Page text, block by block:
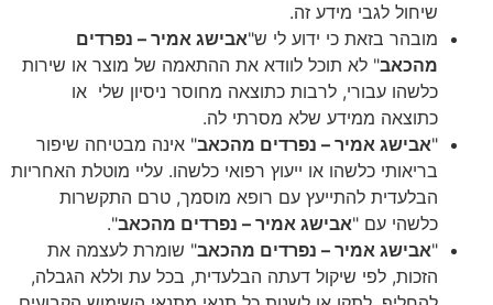
שיחול לגבי מידע זה.
מובהר בזאת כי ידוע לי ש"אבישג אמיר – נפרדים
מהכאב" לא תוכל לוודא את ההתאמה של מוצר או שירות
כלשהו עבורי, לרבות כתוצאה מחוסר ניסיון שלי או
כתוצאה ממידע שלא מסרתי לה.
"אבישג אמיר – נפרדים מהכאב" אינה מבטיחה שיפור
בריאותי כלשהו או ייעוץ רפואי כלשהו. עליי מוטלת האחריות
הבלעדית להתייעץ עם רופא מוסמך, טרם התקשרות
כלשהי עם "אבישג אמיר – נפרדים מהכאב".
"אבישג אמיר – נפרדים מהכאב" שומרת לעצמה את
הזכות, לפי שיקול דעתה הבלעדית, בכל עת וללא הגבלה,